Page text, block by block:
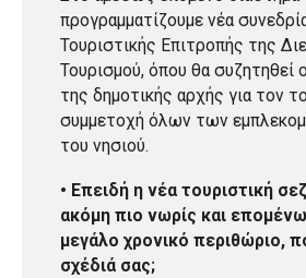
προγραμματίζουμε νέα
Τουριστικής Επιτροπής της
Τουρισμού, όπου θα συζητηθεί
της δημοτικής αρχής για τον
συμμετοχή όλων των
του νησιού.
• Επειδή η νέα τουριστική
ακόμη πιο νωρίς και
μεγάλο χρονικό περιθώριο,
σχέδιά σας;